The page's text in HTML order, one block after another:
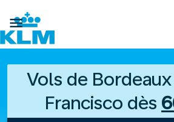

Vols de
Francisco dès